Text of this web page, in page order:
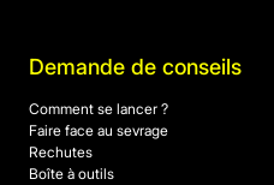
Demande de conseils
Comment se lancer ?
Faire face au sevrage
Rechutes
Boîte à outils